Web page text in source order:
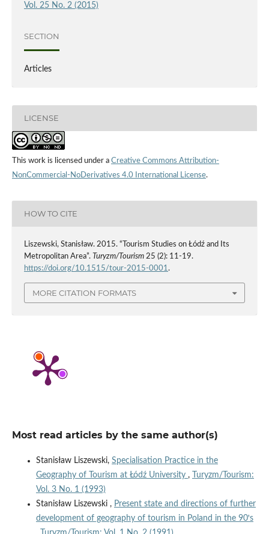
Vol. 25 No. 2 (2015)
SECTION
Articles
LICENSE
This work is licensed under a Creative Commons Attribution-
NonCommercial-NoDerivatives 4.0 International License.
HOW TO CITE
Liszewski, Stanisław. 2015. “Tourism Studies on Łódź and Its
Metropolitan Area”. Turyzm/Tourism25 (2): 11-19.
https://doi.org/10.1515/tour-2015-0001.
MORE CITATION FORMATS
Most read articles by the same author(s)
Stanisław Liszewski, Specialisation Practice in the
Geography of Tourism at Łódź University ,
Turyzm/Tourism:
Vol. 3 No. 1 (1993)
Stanisław Liszewski , Present state and directions of further
development of geography of tourism in Poland in the 90ꞌs